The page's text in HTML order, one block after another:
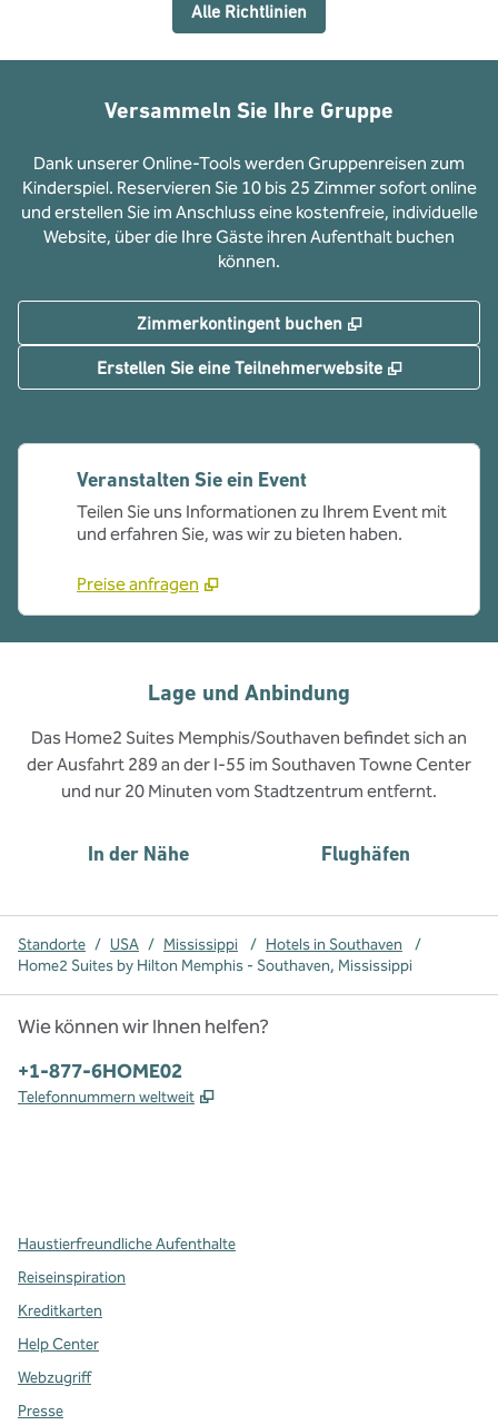
Alle Richtlinien
Versammeln Sie Ihre Gruppe
Dank unserer Online-Tools werden Gruppenreisen zum
Kinderspiel. Reservieren Sie 10 bis 25 Zimmer sofort online
und erstellen Sie im Anschluss eine kostenfreie, individuelle
Website, über die Ihre Gäste ihren Aufenthalt buchen
können.
Zimmerkontingent buchen ,
Erstellen Sie eine Teilnehmerwebsite ,
Veranstalten Sie ein Event
Teilen Sie uns Informationen zu Ihrem Event mit
und erfahren Sie, was wir zu bieten haben.
Preise anfragen
Lage und Anbindung
Das Home2 Suites Memphis/Southaven befindet sich an
der Ausfahrt 289 an der I-55 im Southaven Towne Center
und nur 20 Minuten vom Stadtzentrum entfernt.
In der Nähe Flughäfen
Standorte / USA / Mississippi / Hotels in Southaven
/
Home2 Suites by Hilton Memphis - Southaven, Mississippi
Wie können wir Ihnen helfen?
Telefon:
+1-877-6HOME02
Telefonnummern weltweit ,
Haustierfreundliche Aufenthalte
Reiseinspiration
Kreditkarten
Help Center
Webzugriff
Presse